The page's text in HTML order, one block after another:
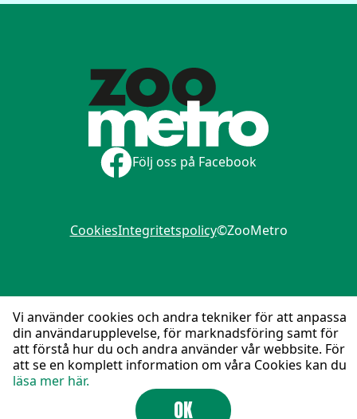
Följ oss på Facebook
CookiesIntegritetspolicy©ZooMetro
Vi använder cookies och andra tekniker för att anpassa
din användarupplevelse, för marknadsföring samt för
att förstå hur du och andra använder vår webbsite. För
att se en komplett information om våra Cookies kan du
läsa mer här.
OK